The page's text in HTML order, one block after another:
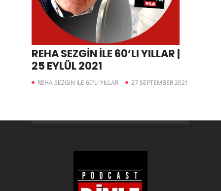
REHA SEZGİN İLE 60’LI YILLAR |
25 EYLÜL 2021
REHA SEZGIN ILE 60'LI YILLAR 27 SEPTEMBER 2021